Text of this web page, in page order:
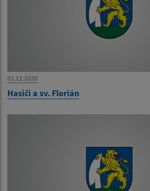
01.12.2020
Hasiči a sv. Florián